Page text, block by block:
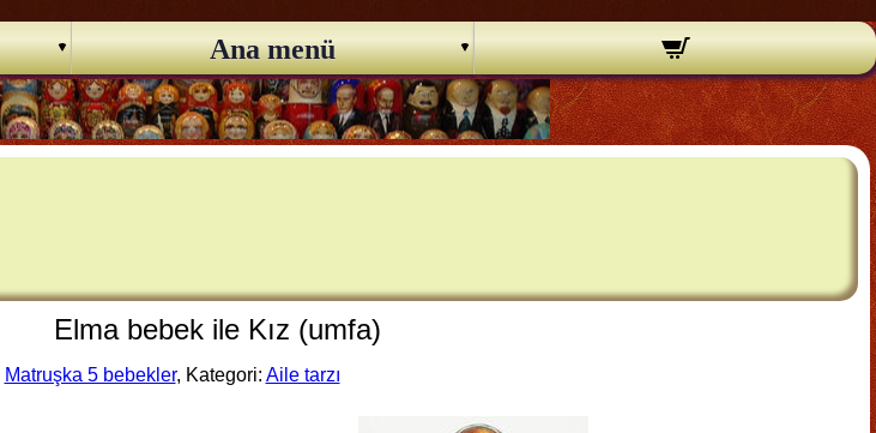
Ana menü
Elma bebek ile Kız (umfa)
Matruşka 5 bebekler, Kategori: Aile tarzı